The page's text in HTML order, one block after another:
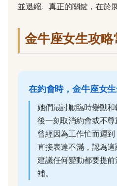
並退縮。真正的關鍵，在於
金牛座女生攻
在約會時，金牛座女
她們最討厭臨時變動
後一刻取消約會或不
曾經因為工作忙而遲
直接表達不滿，認為這
建議任何變動都要提
補。